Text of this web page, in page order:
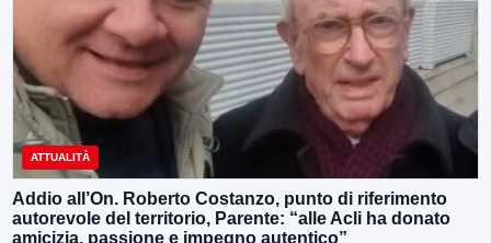
ATTUALITÀ
Addio all’On. Roberto Costanzo, punto di riferimento
autorevole del territorio, Parente: “alle Acli ha donato
amicizia, passione e impegno autentico”